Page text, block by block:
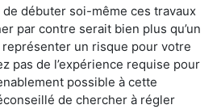
de débuter soi-même ces travaux
par contre serait bien plus qu’un
un risque pour votre
pas de l’expérience requise pour
possible à cette
de chercher à régler